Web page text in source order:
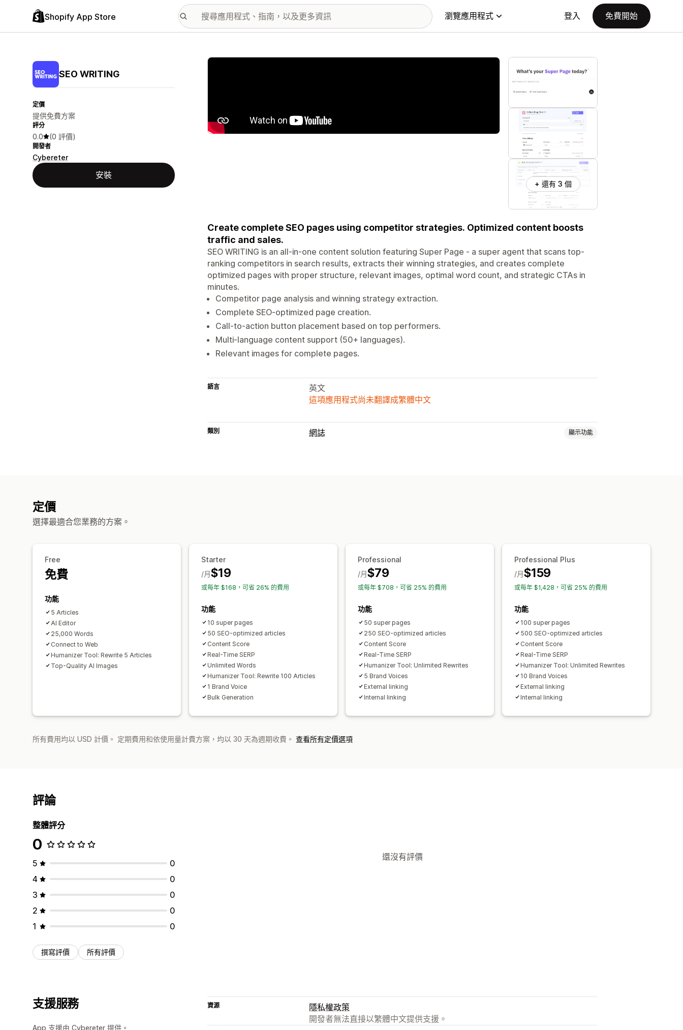
Shopify App Store 瀏覽應用程式 登入 免費開始
SEO WRITING
定價
提供免費方案
評分
0.0 (0 評價)
開發者
Cybereter
安裝
主要圖片圖庫
+ 還有 3 個
Create complete SEO pages using competitor strategies. Optimized content boosts
traffic and sales.
SEO WRITING is an all-in-one content solution featuring Super Page - a super agent that scans top-
ranking competitors in search results, extracts their winning strategies, and creates complete
optimized pages with proper structure, relevant images, optimal word count, and strategic CTAs in
minutes.
Competitor page analysis and winning strategy extraction.
Complete SEO-optimized page creation.
Call-to-action button placement based on top performers.
Multi-language content support (50+ languages).
Relevant images for complete pages.
語言
英文
這項應用程式尚未翻譯成繁體中文
類別 網誌 顯示功能
定價
選擇最適合您業務的方案。
Free
免費
功能
5 Articles
AI Editor
25,000 Words
Connect to Web
Humanizer Tool: Rewrite 5 Articles
Top-Quality AI Images
Starter
$19
/月
或每年 $168，可省 26% 的費用
功能
10 super pages
50 SEO-optimized articles
Content Score
Real-Time SERP
Unlimited Words
Humanizer Tool: Rewrite 100 Articles
1 Brand Voice
Bulk Generation
Professional
$79
/月
或每年 $708，可省 25% 的費用
功能
50 super pages
250 SEO-optimized articles
Content Score
Real-Time SERP
Humanizer Tool: Unlimited Rewrites
5 Brand Voices
External linking
Internal linking
Professional Plus
$159
/月
或每年 $1,428，可省 25% 的費用
功能
100 super pages
500 SEO-optimized articles
Content Score
Real-Time SERP
Humanizer Tool: Unlimited Rewrites
10 Brand Voices
External linking
Internal linking
所有費用均以 USD 計價。 定期費用和依使用量計費方案，均以 30 天為週期收費。 查看所有定價選項
評論
整體評分
0
5
0
4
0
3
0
2
0
1
0
撰寫評價 所有評價
還沒有評價
支援服務
App 支援由 Cybereter 提供。
資源
隱私權政策
開發者無法直接以繁體中文提供支援。